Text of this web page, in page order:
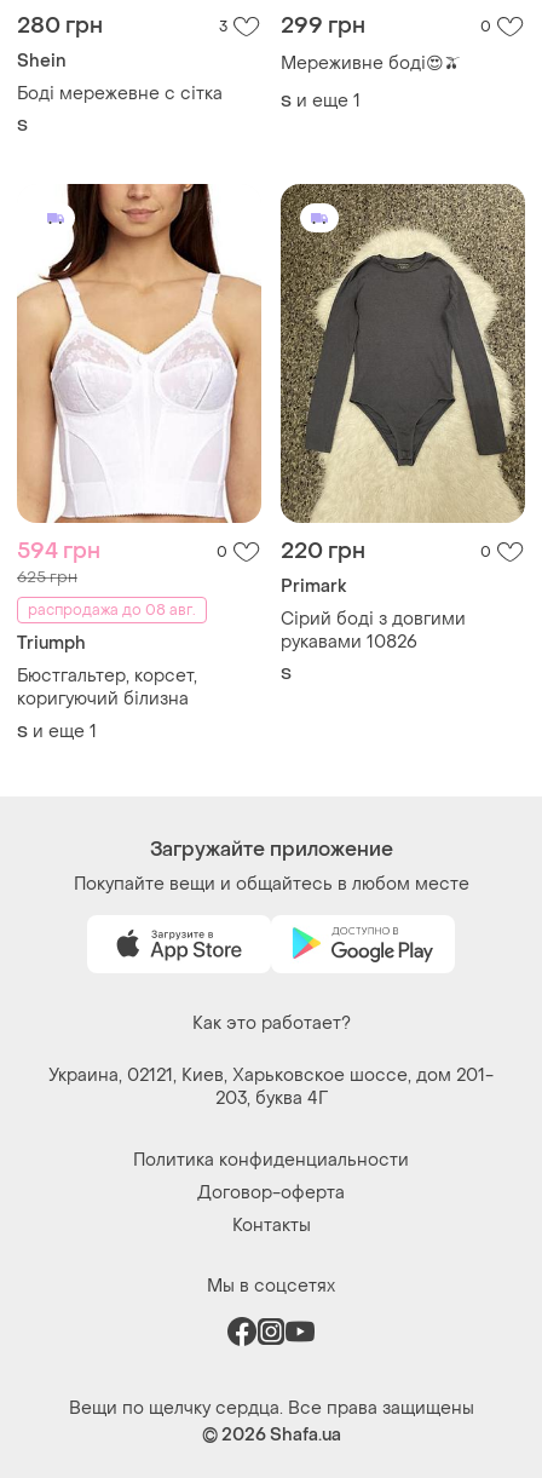
280 грн 3
Shein
Боді мережевне с сітка
S
299 грн 0
Мереживне боді😍🫒
S и еще 1
594 грн 0
625 грн
распродажа до 08 авг.
Triumph
Бюстгальтер, корсет,
коригуючий білизна
S и еще 1
220 грн 0
Primark
Сірий боді з довгими
рукавами 10826
S
Загружайте приложение
Покупайте вещи и общайтесь в любом месте
Как это работает?
Украина, 02121, Киев, Харьковское шоссе, дом 201-
203, буква 4Г
Политика конфиденциальности
Договор-оферта
Контакты
Мы в соцсетях
Вещи по щелчку сердца. Все права защищены
© 2026Shafa.ua